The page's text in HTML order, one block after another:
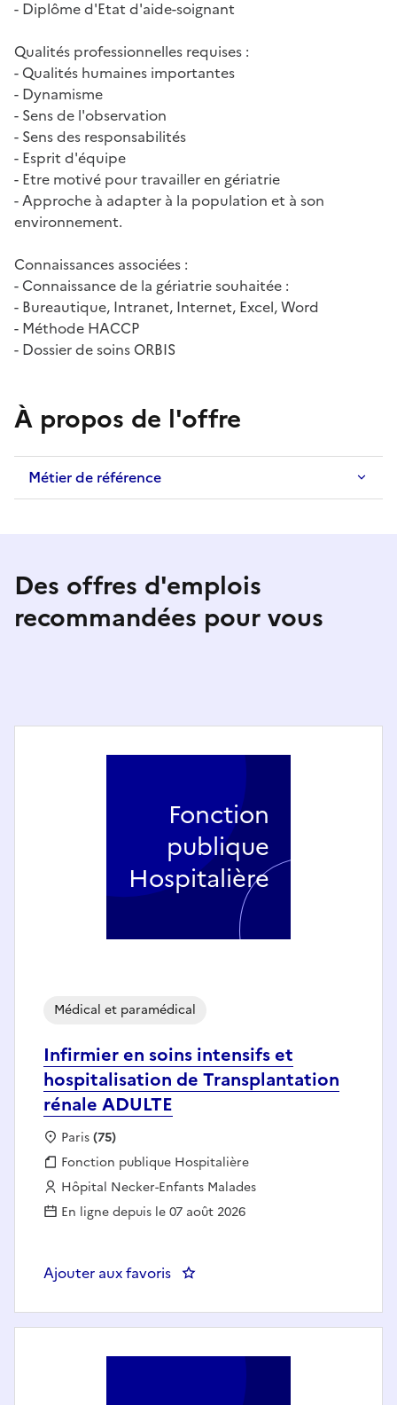
- Diplôme d'Etat d'aide-soignant
Qualités professionnelles requises :
- Qualités humaines importantes
- Dynamisme
- Sens de l'observation
- Sens des responsabilités
- Esprit d'équipe
- Etre motivé pour travailler en gériatrie
- Approche à adapter à la population et à son
environnement.
Connaissances associées :
- Connaissance de la gériatrie souhaitée :
- Bureautique, Intranet, Internet, Excel, Word
- Méthode HACCP
- Dossier de soins ORBIS
À propos de l'offre
Métier de référence
Des offres d'emplois
recommandées pour vous
Infirmier en soins intensifs et
hospitalisation de Transplantation
rénale ADULTE
Médical et paramédical
Localisation :
Paris(75)
Fonction publique :
Fonction publique Hospitalière
Employeur :
Hôpital Necker-Enfants Malades
En ligne depuis le 07 août 2026
Ajouter aux favoris : Infirmier en soins intensifs et
Fonction
publique
Hospitalière